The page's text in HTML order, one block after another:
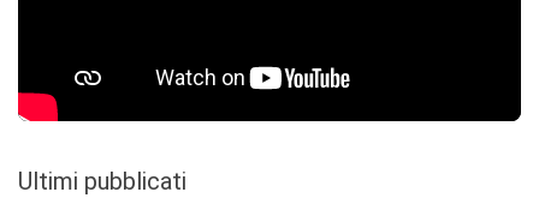
Ultimi pubblicati